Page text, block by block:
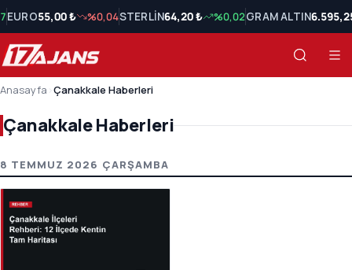
EURO55,00 ₺ %0,04STERLİN64,20 ₺ %0,02GRAM ALTIN
Anasayfa Çanakkale Haberleri
Çanakkale Haberleri
Çanakkale Haberleri Son Haberler
8 TEMMUZ 2026 ÇARŞAMBA